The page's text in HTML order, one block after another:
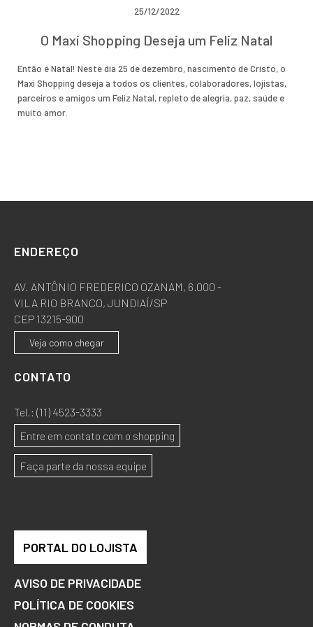
25/12/2022
O Maxi Shopping Deseja um Feliz Natal
Então é Natal! Neste dia 25 de dezembro, nascimento de Cristo, o
Maxi Shopping deseja a todos os clientes, colaboradores, lojistas,
parceiros e amigos um Feliz Natal, repleto de alegria, paz, saúde e
muito amor.
ENDEREÇO
AV. ANTÔNIO FREDERICO OZANAM, 6.000 -
VILA RIO BRANCO, JUNDIAÍ/SP
CEP 13215-900
Veja como chegar
CONTATO
Tel.: (11) 4523-3333
Entre em contato com o shopping
Faça parte da nossa equipe
PORTAL DO LOJISTA
AVISO DE PRIVACIDADE
POLÍTICA DE COOKIES